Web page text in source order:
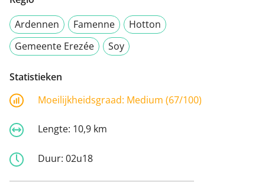
Ardennen
Famenne
Hotton
Gemeente Erezée
Soy
Statistieken
Moeilijkheidsgraad: Medium (67/100)
Lengte: 10,9 km
Duur: 02u18